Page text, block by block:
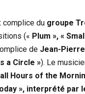
complice du groupe
(« Plum », «
de Jean-
a Circle »). Le
Hours of the
», interprété par